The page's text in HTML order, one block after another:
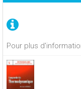
Pour plus